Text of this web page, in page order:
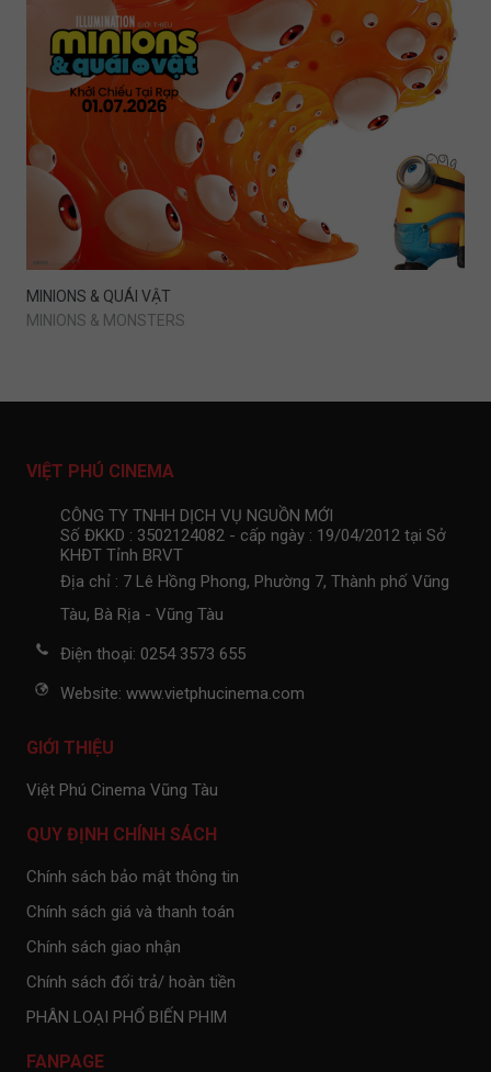
MINIONS & QUÁI VẬT
MINIONS & MONSTERS
VIỆT PHÚ CINEMA
CÔNG TY TNHH DỊCH VỤ NGUỒN MỚI
Số ĐKKD : 3502124082 - cấp ngày : 19/04/2012 tại Sở
KHĐT Tỉnh BRVT
Địa chỉ : 7 Lê Hồng Phong, Phường 7, Thành phố Vũng
Tàu, Bà Rịa - Vũng Tàu
Điện thoại: 0254 3573 655
Website: www.vietphucinema.com
GIỚI THIỆU
Việt Phú Cinema Vũng Tàu
QUY ĐỊNH CHÍNH SÁCH
Chính sách bảo mật thông tin
Chính sách giá và thanh toán
Chính sách giao nhận
Chính sách đổi trả/ hoàn tiền
PHÂN LOẠI PHỔ BIẾN PHIM
FANPAGE